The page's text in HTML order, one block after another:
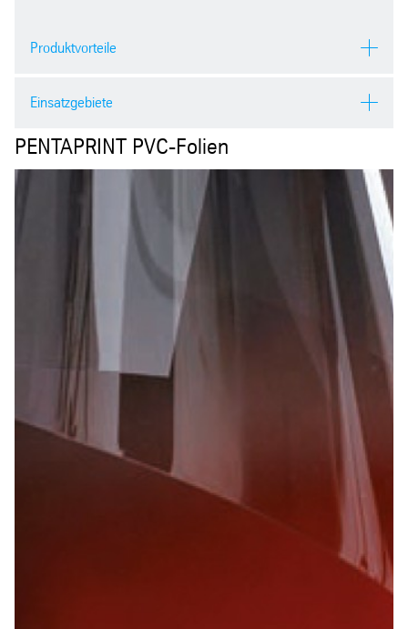
Produktvorteile
hoch schlagzäh
hitzebeständig bis ca. 130 °C
kältebeständig bis ca. -40 °C
dimensionsstabil
in transparent, schwarz oder milchig weiß erhältlich,
schwer entflammbar nach UL94-V0
einseitig/beidseitig glatt oder mit unterschiedlichen
Oberflächen-Strukturen
Sondertypen erhältlich, z.B. „FDA-Zulassung“ oder
„Kratzfest-Beschichtung“
Einsatzgebiete
LEXAN®Folie lässt sich mit verschiedenen Verfahren
bedrucken, schneiden, stanzen, kleben, prägen, tiefziehen,
Anwendungen sind u.A. Displays und Typenschilder für
Haushalt, Industrie, Handy, Auto-mobilbereich sowie vieles
mehr. Einige Sorten finden aber auch als Lichtstreufolie
oder im Isolierbereich Verwendung.
PENTAPRINT PVC-Folien